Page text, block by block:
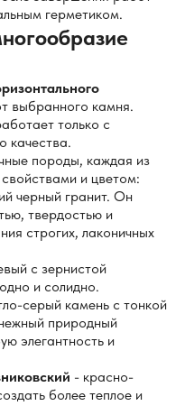
герметиком.
выбранного камня.
только с
качества.
породы, каждая из
и цветом:
черный гранит. Он
твердостью и
строгих, лаконичных
с зернистой
и солидно.
серый камень с тонкой
природный
элегантность и
- красно-
более теплое и